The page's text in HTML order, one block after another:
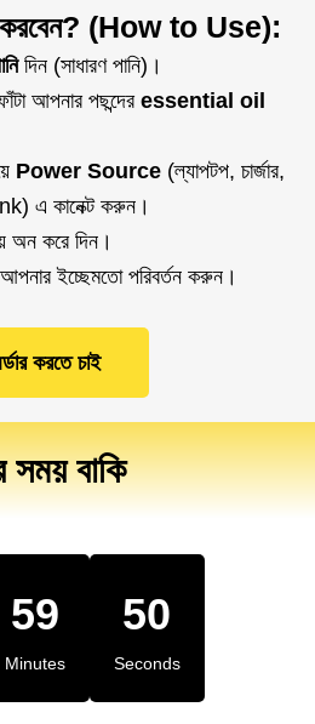
করবেন? (How to Use):
দিন (সাধারণ পানি)।
আপনার পছন্দের essential oil
Power Source (ল্যাপটপ, চার্জার,
এ কানেক্ট করুন।
অন করে দিন।
ইচ্ছেমতো পরিবর্তন করুন।
করতে চাই
বাকি
59
Minutes
50
Seconds